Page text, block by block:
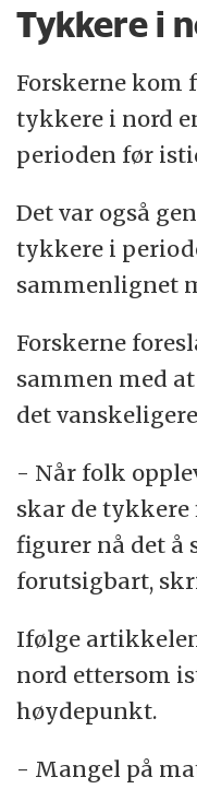
Tykkere i
Forskerne kom
tykkere i nord
perioden før
Det var også
tykkere i
sammenlignet
Forskerne
sammen med
det
- Når folk
skar de tykkere
figurer nå det å
forutsigbart,
Ifølge
nord ettersom
høydepunkt.
- Mangel på